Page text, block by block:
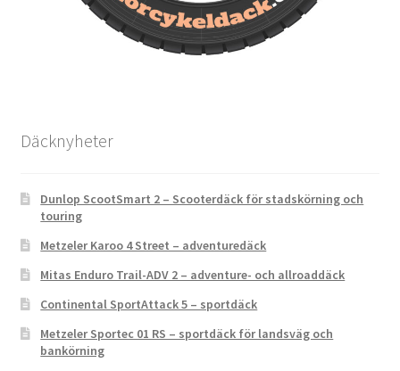
Däcknyheter
Dunlop ScootSmart 2 – Scooterdäck för stadskörning och
touring
Metzeler Karoo 4 Street – adventuredäck
Mitas Enduro Trail-ADV 2 – adventure- och allroaddäck
Continental SportAttack 5 – sportdäck
Metzeler Sportec 01 RS – sportdäck för landsväg och
bankörning